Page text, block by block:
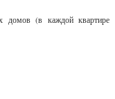
домов (в каждой квартире